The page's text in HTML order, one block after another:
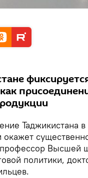
Таджикистана
Высшей
политики,